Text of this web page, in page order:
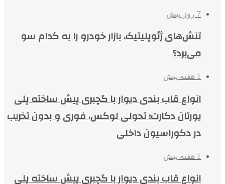
7 روز پیش
تنش‌های ژئوپلیتیک، بازار خودرو را به کدام سو
می‌برد؟
1 هفته پیش
انواع قاب بندی دیوار با گچبری پیش ساخته پلی
یورتان دکارت؛ تحولی لوکس، فوری و بدون تخریب
در دکوراسیون داخلی
1 هفته پیش
انواع قاب بندی دیوار با گچبری پیش ساخته پلی